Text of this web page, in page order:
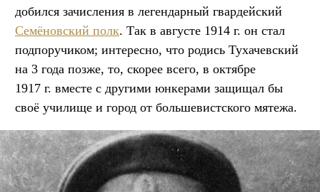
добился зачисления в легендарный гвардейский
Семёновский полк. Так в августе 1914 г. он стал
подпоручиком; интересно, что родись Тухачевский
на 3 года позже, то, скорее всего, в октябре
1917 г. вместе с другими юнкерами защищал бы
своё училище и город от большевистского мятежа.